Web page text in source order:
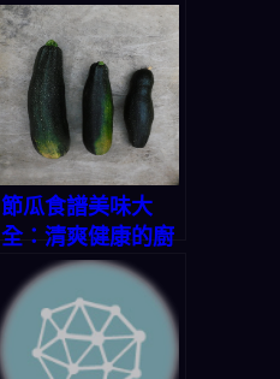
節瓜食譜美味大
全：清爽健康的廚
房寶藏